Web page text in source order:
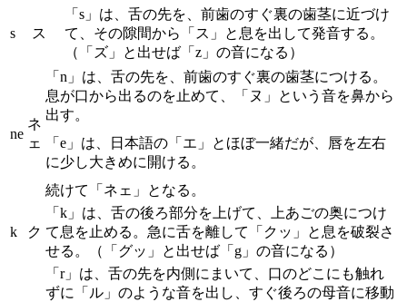
s ス
「s」は、舌の先を、前歯のすぐ裏の歯茎に近づけ
て、その隙間から「ス」と息を出して発音する。
（「ズ」と出せば「z」の音になる）
ne
ネ
ェ
「n」は、舌の先を、前歯のすぐ裏の歯茎につける。
息が口から出るのを止めて、「ヌ」という音を鼻から
出す。
「e」は、日本語の「エ」とほぼ一緒だが、唇を左右
に少し大きめに開ける。
続けて「ネェ」となる。
k ク
「k」は、舌の後ろ部分を上げて、上あごの奥につけ
て息を止める。急に舌を離して「クッ」と息を破裂さ
せる。（「グッ」と出せば「g」の音になる）
「r」は、舌の先を内側にまいて、口のどこにも触れ
ずに「ル」のような音を出し、すぐ後ろの母音に移動